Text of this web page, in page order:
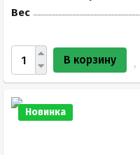
Вес
В корзину
Новинка